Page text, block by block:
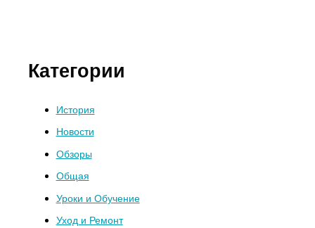
Категории
История
Новости
Обзоры
Общая
Уроки и Обучение
Уход и Ремонт